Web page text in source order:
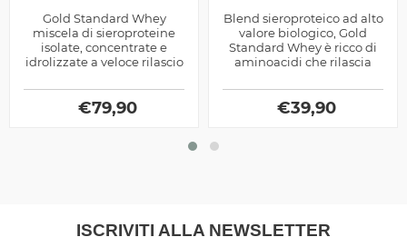
Gold Standard Whey
miscela di sieroproteine
isolate, concentrate e
idrolizzate a veloce rilascio
nel post allenamento,
prodotta...
€79,90
Blend sieroproteico ad alto
valore biologico, Gold
Standard Whey è ricco di
aminoacidi che rilascia
€39,90
ISCRIVITI ALLA NEWSLETTER